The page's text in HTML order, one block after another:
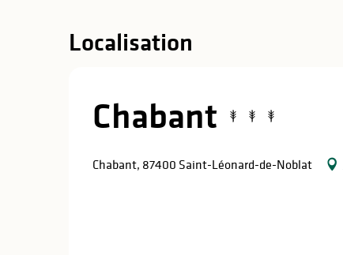
Localisation
Chabant
Chabant, 87400 Saint-Léonard-de-Noblat